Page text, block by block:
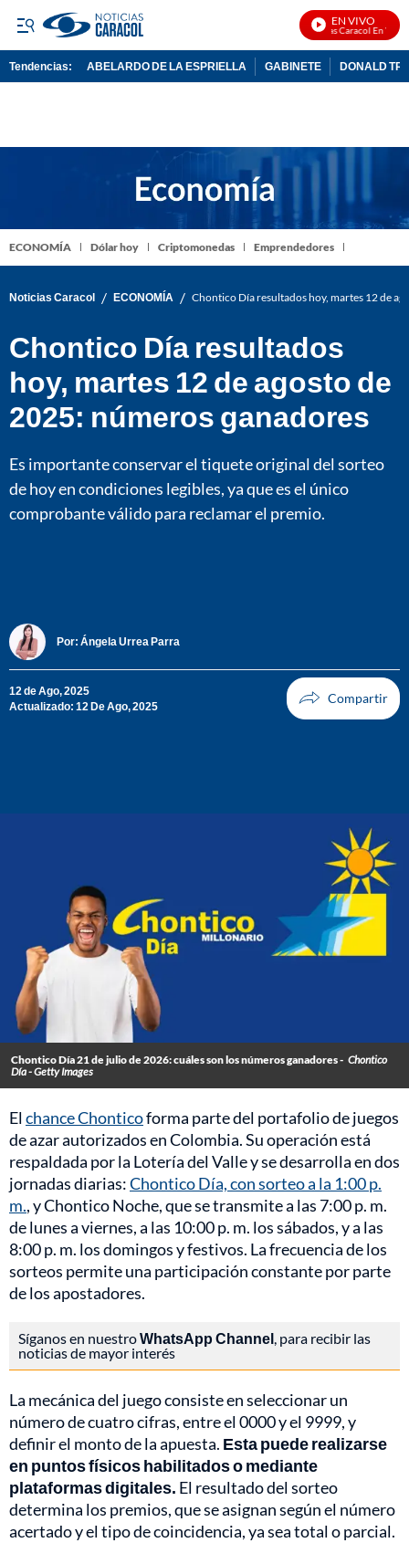
EN VIVO
Noticias Caracol En Vivo
Tendencias: ABELARDO DE LA ESPRIELLA GABINETE DONALD
ECONOMÍA Dólar hoy Criptomonedas Emprendedores
Noticias Caracol / ECONOMÍA / Chontico Día resultados hoy, martes 12 de
Chontico Día resultados
hoy, martes 12 de agosto de
2025: números ganadores
Es importante conservar el tiquete original del sorteo
de hoy en condiciones legibles, ya que es el único
comprobante válido para reclamar el premio.
Por: Ángela Urrea Parra
12 de Ago, 2025
Actualizado: 12 De Ago, 2025
Chontico Día 21 de julio de 2026: cuáles son los números ganadores - Chontico
Día - Getty Images
Elchance Chonticoforma parte del portafolio de juegos
de azar autorizados en Colombia. Su operación está
respaldada por la Lotería del Valle y se desarrolla en dos
jornadas diarias:Chontico Día, con sorteo a la 1:00 p.
m., y Chontico Noche, que se transmite a las 7:00 p. m.
de lunes a viernes, a las 10:00 p. m. los sábados, y a las
8:00 p. m. los domingos y festivos. La frecuencia de los
sorteos permite una participación constante por parte
de los apostadores.
Síganos en nuestroWhatsApp Channel, para recibir las
noticias de mayor interés
La mecánica del juego consiste en seleccionar un
número de cuatro cifras, entre el 0000 y el 9999, y
definir el monto de la apuesta. Esta puede realizarse
en puntos físicos habilitados o mediante
plataformas digitales. El resultado del sorteo
determina los premios, que se asignan según el número
acertado y el tipo de coincidencia, ya sea total o parcial.